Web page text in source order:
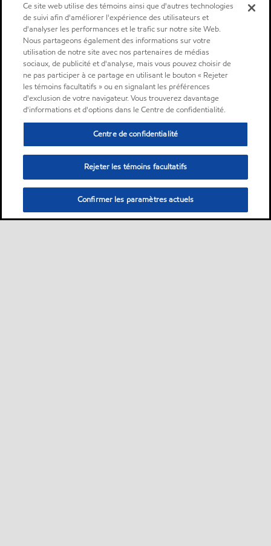
Ce site web utilise des témoins ainsi que d'autres technologies
de suivi afin d'améliorer l'expérience des utilisateurs et
d'analyser les performances et le trafic sur notre site Web.
Nous partageons également des informations sur votre
utilisation de notre site avec nos partenaires de médias
sociaux, de publicité et d'analyse, mais vous pouvez choisir de
ne pas participer à ce partage en utilisant le bouton « Rejeter
les témoins facultatifs » ou en signalant les préférences
d'exclusion de votre navigateur. Vous trouverez davantage
d'informations et d'options dans le Centre de confidentialité.
Centre de confidentialité
Rejeter les témoins facultatifs
Confirmer les paramètres actuels